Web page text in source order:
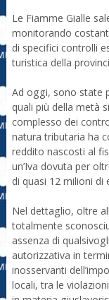
Le Fiamme Gialle
monitorando
di specifici controlli
turistica della
Ad oggi, sono state
quali più della metà
complesso dei
natura tributaria ha
reddito nascosti al
un’Iva dovuta per
di quasi 12 milioni di
Nel dettaglio, oltre
totalmente
assenza di
autorizzativa in
inosservanti
locali, tra le